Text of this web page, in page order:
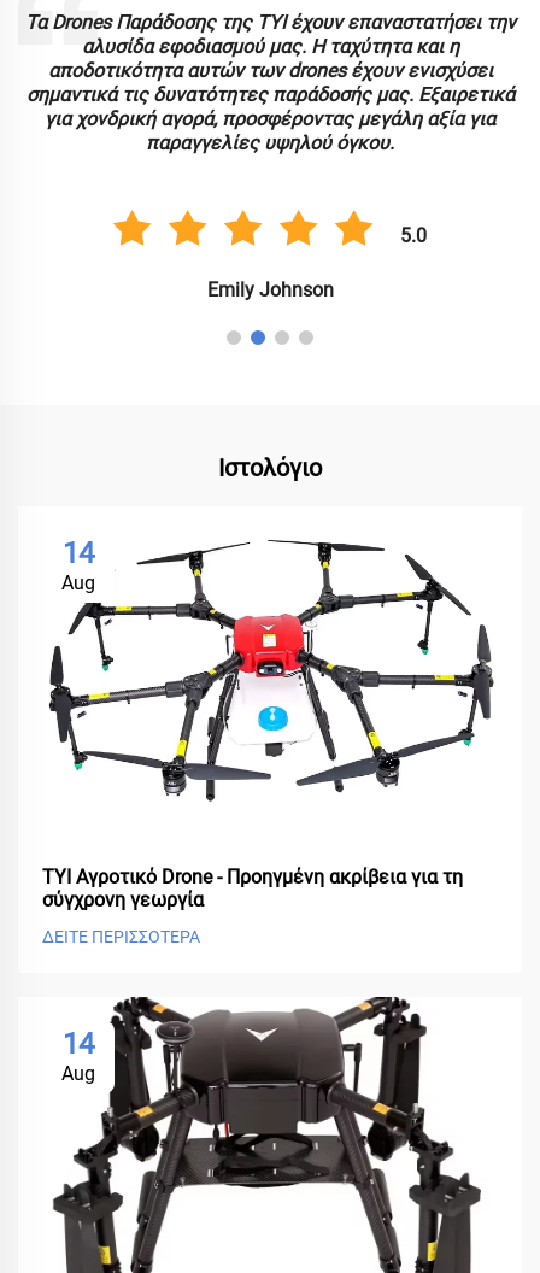
Τα Drones Παράδοσης της TYI έχουν επαναστατήσει την
αλυσίδα εφοδιασμού μας. Η ταχύτητα και η
αποδοτικότητα αυτών των drones έχουν ενισχύσει
σημαντικά τις δυνατότητες παράδοσής μας. Εξαιρετικά
για χονδρική αγορά, προσφέροντας μεγάλη αξία για
παραγγελίες υψηλού όγκου.
5.0
Emily Johnson
Ιστολόγιο
14
Aug
ΤΥΙ Αγροτικό Drone - Προηγμένη ακρίβεια για τη
σύγχρονη γεωργία
ΔΕΙΤΕ ΠΕΡΙΣΣΟΤΕΡΑ
14
Aug